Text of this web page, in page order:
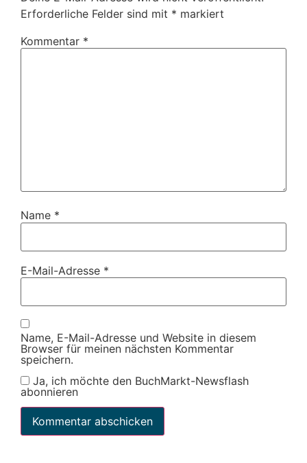
Erforderliche Felder sind mit * markiert
Kommentar *
Name *
E-Mail-Adresse *
Name, E-Mail-Adresse und Website in diesem
Browser für meinen nächsten Kommentar
speichern.
Ja, ich möchte den BuchMarkt-Newsflash
abonnieren